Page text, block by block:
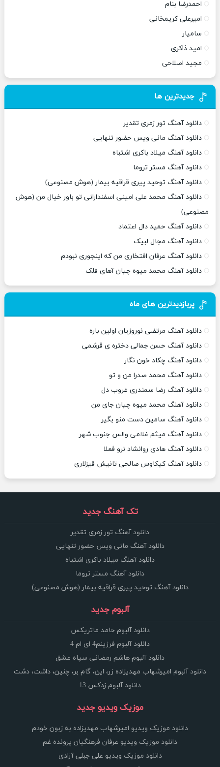
احمدرضا بنام
امیرعلی کریمخانی
سامیار
امید ذاکری
مجید اصلاحی
جدیدترین ها
دانلود آهنگ تور زمری تقدیر
دانلود آهنگ مانی ویس حضور تنهایی
دانلود آهنگ میلاد باکری اشتباه
دانلود آهنگ مستر تروما
دانلود آهنگ توحید پیری قراقیه بیمار (هوش مصنوعی)
دانلود آهنگ محمد علی امینی اسفندارانی تو باور خیال من (هوش
مصنوعی)
دانلود آهنگ حمید دال اعتماد
دانلود آهنگ مجال لبیک
دانلود آهنگ عرفان افتخاری من که اینجوری نبودم
دانلود آهنگ محمد میوه چیان آهای فلک
پربازدیدترین های ماه
دانلود آهنگ مرتضی نوروزیان اولین باره
دانلود آهنگ حسن جمالی دختره ی قرشمی
دانلود آهنگ چکاد خون نگار
دانلود آهنگ محمد صدرا من و تو
دانلود آهنگ رضا سمندری غروب دل
دانلود آهنگ محمد میوه چیان جای من
دانلود آهنگ سامین دست منو بگیر
دانلود آهنگ میثم غلامی والس جنوب شهر
دانلود آهنگ هادی روانشاد نرو فعلا
دانلود آهنگ کیکاوس صالحی تانیش قیزلاری
تک آهنگ جدید
دانلود آهنگ تور زمری تقدیر
دانلود آهنگ مانی ویس حضور تنهایی
دانلود آهنگ میلاد باکری اشتباه
دانلود آهنگ مستر تروما
دانلود آهنگ توحید پیری قراقیه بیمار (هوش مصنوعی)
آلبوم جدید
دانلود آلبوم حامد ماتریکس
دانلود آلبوم فرزینم4 ای ام 4
دانلود آلبوم هاشم رمضانی سپاه عشق
دانلود آلبوم امیرشهاب مهدیزاده زر، این، گام بر، چنین، داشت، دشت
دانلود آلبوم زدکس 13
موزیک ویدیو جدید
دانلود موزیک ویدیو امیرشهاب مهدیزاده به زبون خودم
دانلود موزیک ویدیو عرفان فرهنگیان پرونده غم
دانلود موزیک ویدیو علی جبلی آزادی